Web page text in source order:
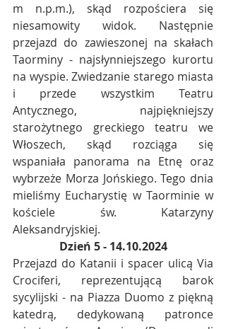
m n.p.m.), skąd rozpościera się
niesamowity widok. Następnie
przejazd do zawieszonej na skałach
Taorminy - najsłynniejszego kurortu
na wyspie. Zwiedzanie starego miasta
i przede wszystkim Teatru
Antycznego, najpiękniejszy
starożytnego greckiego teatru we
Włoszech, skąd rozciąga się
wspaniała panorama na Etnę oraz
wybrzeże Morza Jońskiego. Tego dnia
mieliśmy Eucharystię w Taorminie w
kościele św. Katarzyny
Aleksandryjskiej.
Dzień 5 - 14.10.2024
Przejazd do Katanii i spacer ulicą Via
Crociferi, reprezentującą barok
sycylijski - na Piazza Duomo z piękną
katedrą, dedykowaną patronce